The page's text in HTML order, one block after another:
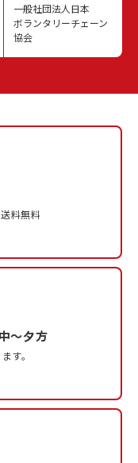
一般社団法人日本
ボランタリーチェーン
協会
料無料
〜夕方
す。